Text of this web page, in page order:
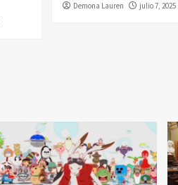
Demona Lauren julio 7, 2025